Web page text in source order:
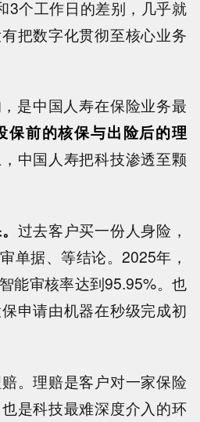
3个工作日的差别，几乎就
把数字化贯彻至核心业务
是中国人寿在保险业务最
保前的核保与出险后的理
中国人寿把科技渗透至颗
过去客户买一份人身险，
单据、等结论。2025年，
能审核率达到95.95%。也
申请由机器在秒级完成初
。理赔是客户对一家保险
是科技最难深度介入的环